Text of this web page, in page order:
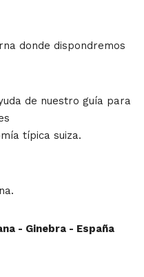
donde dispondremos
de nuestro guía para
típica suiza.
- Ginebra - España